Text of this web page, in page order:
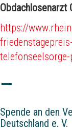
Obdachlosenarzt
https://
Spende an den
Deutschland e. V.